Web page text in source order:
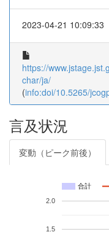
2023-04-21 10:09:33
https://
char/ja/
(info:doi/10.5265/
言及状況
変動（ピーク前後）
合計
1.5
2.0